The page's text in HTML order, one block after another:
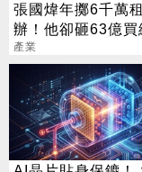
張國煒年擲6千萬
辦！他卻砸63億買
處曝光
產業